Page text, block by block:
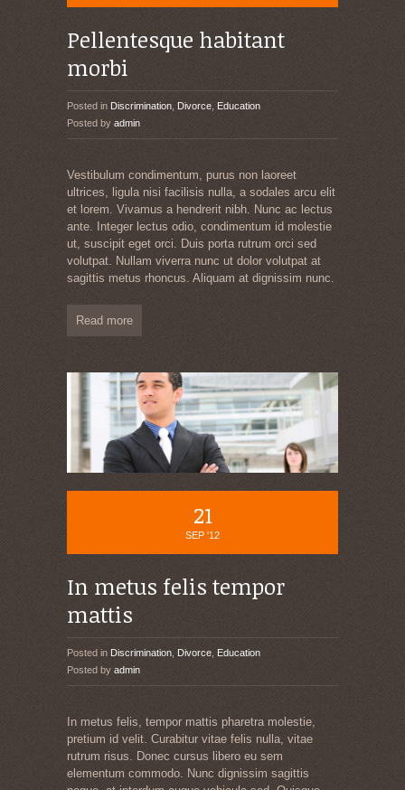
Pellentesque habitant
morbi
Posted in Discrimination Divorce
Education
Posted by admin
Vestibulum condimentum, purus non laoreet
ultrices, ligula nisi facilisis nulla, a sodales arcu elit
et lorem. Vivamus a hendrerit nibh. Nunc ac lectus
ante. Integer lectus odio, condimentum id molestie
ut, suscipit eget orci. Duis porta rutrum orci sed
volutpat. Nullam viverra nunc ut dolor volutpat at
sagittis metus rhoncus. Aliquam at dignissim nunc.
Read more
21
SEP '12
In metus felis tempor
mattis
Posted in Discrimination Divorce Education
Posted by admin
In metus felis, tempor mattis pharetra molestie,
pretium id velit. Curabitur vitae felis nulla, vitae
rutrum risus. Donec cursus libero eu sem
elementum commodo. Nunc dignissim sagittis